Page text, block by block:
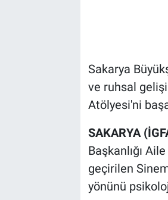
Sakarya
ve ruhsal
Atölyesi'ni
SAKARYA
Başkanlığı
geçirilen
yönünü